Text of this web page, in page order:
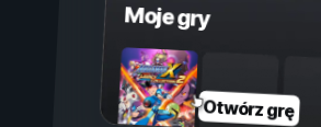
Moje gry
Otwórz grę